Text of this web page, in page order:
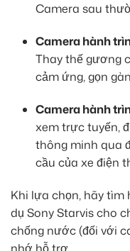
Camera sau
Camera hành
Thay thế gương
cảm ứng, gọn
Camera hành
xem trực tuyến,
thông minh qua
cầu của xe điện
Khi lựa chọn, hãy tìm
dụ Sony Starvis cho
chống nước (đối với